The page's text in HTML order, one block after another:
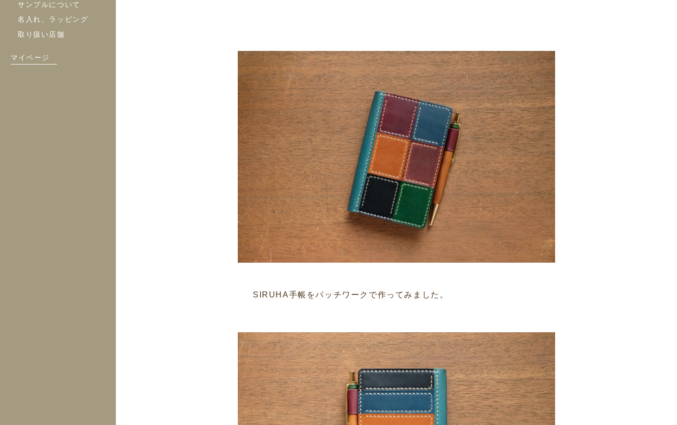
サンプルについて
名入れ、ラッピング
取り扱い店舗
マイページ
SIRUHA手帳をパッチワークで作ってみました。